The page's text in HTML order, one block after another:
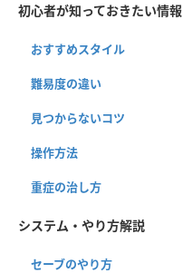
初心者が知っておきたい情報
おすすめスタイル
難易度の違い
見つからないコツ
操作方法
重症の治し方
システム・やり方解説
セーブのやり方